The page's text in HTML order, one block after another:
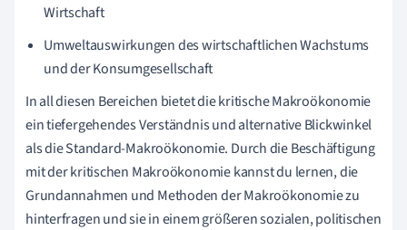
Wirtschaft
Umweltauswirkungen des wirtschaftlichen Wachstums
und der Konsumgesellschaft
In all diesen Bereichen bietet die kritische Makroökonomie
ein tiefergehendes Verständnis und alternative Blickwinkel
als die Standard-Makroökonomie. Durch die Beschäftigung
mit der kritischen Makroökonomie kannst du lernen, die
Grundannahmen und Methoden der Makroökonomie zu
hinterfragen und sie in einem größeren sozialen, politischen